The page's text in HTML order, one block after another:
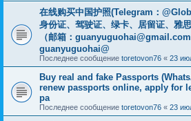
在线购买中国护照(Telegram：
身份证、驾驶证、绿卡、居留证、雅
（邮箱： guanyuguohai@gmail.com
guanyuguohai@
Последнее сообщение toretovon76 « 23
Buy real and fake Passports
renew passports online, apply for
pa
Последнее сообщение toretovon76 « 23